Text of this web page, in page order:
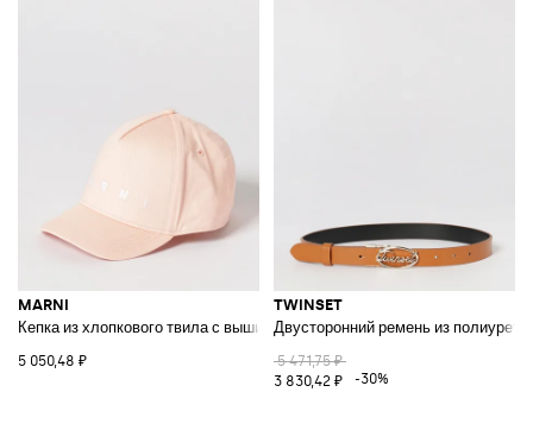
MARNI
Кепка из хлопкового твила с вышитым логотипом
5 050,48 ₽
TWINSET
Двусторонний ремень из
5 471,75 ₽
3 830,42 ₽
-30%